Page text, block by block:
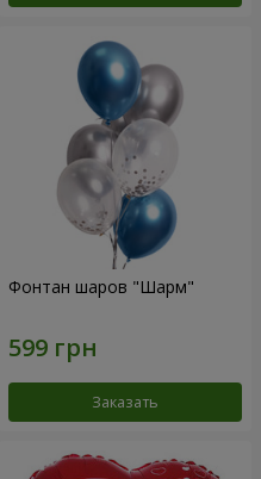
Фонтан шаров "Шарм"
Заказать